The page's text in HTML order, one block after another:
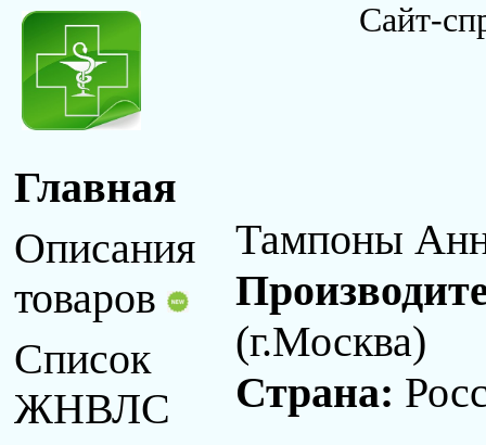
Сайт-
Главная
Описания
товаров
Список
ЖНВЛС
Тампоны
(г.Москва)
Страна: